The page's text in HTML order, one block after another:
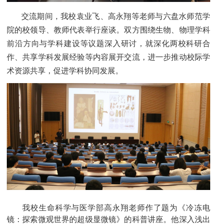
交流期间，我校袁业飞、高永翔等老师与六盘水师范学
院的校领导、教师代表举行座谈。双方围绕生物、物理学科
前沿方向与学科建设等议题深入研讨，就深化两校科研合
作、共享学科发展经验等内容展开交流，进一步推动校际学
术资源共享，促进学科协同发展。
我校生命科学与医学部高永翔老师作了题为《冷冻电
镜：探索微观世界的超级显微镜》的科普讲座。他深入浅出